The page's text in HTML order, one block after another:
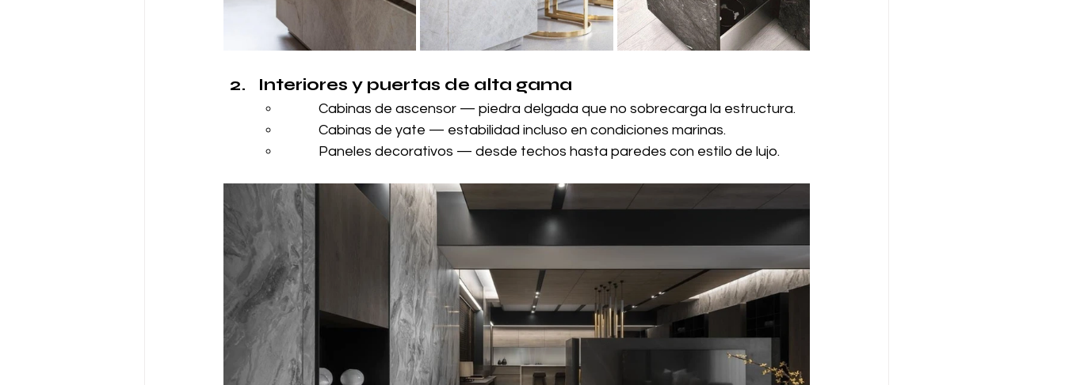
Interiores y puertas de alta gama
Cabinas de ascensor — piedra delgada que no sobrecarga la estructura.
Cabinas de yate — estabilidad incluso en condiciones marinas.
Paneles decorativos — desde techos hasta paredes con estilo de lujo.